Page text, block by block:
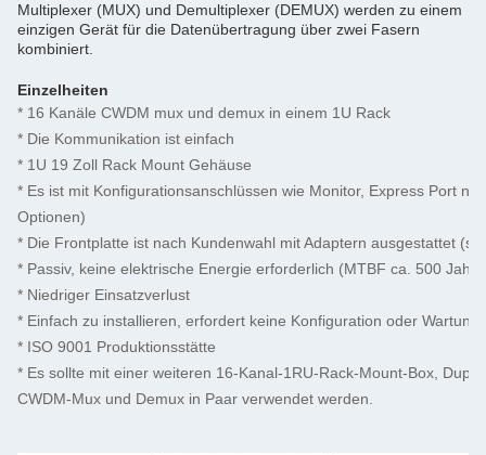
Multiplexer (MUX) und Demultiplexer (DEMUX) werden zu einem
einzigen Gerät für die Datenübertragung über zwei Fasern
kombiniert.
Einzelheiten
* 16 Kanäle CWDM mux und demux in einem 1U Rack
* Die Kommunikation ist einfach
* 1U 19 Zoll Rack Mount Gehäuse
* Es ist mit Konfigurationsanschlüssen wie Monitor, Express Port
Optionen)
* Die Frontplatte ist nach Kundenwahl mit Adaptern ausgestattet
* Passiv, keine elektrische Energie erforderlich (MTBF ca. 500
* Niedriger Einsatzverlust
* Einfach zu installieren, erfordert keine Konfiguration oder Wartung
* ISO 9001 Produktionsstätte
* Es sollte mit einer weiteren 16-Kanal-1RU-Rack-Mount-Box,
CWDM-Mux und Demux in Paar verwendet werden.